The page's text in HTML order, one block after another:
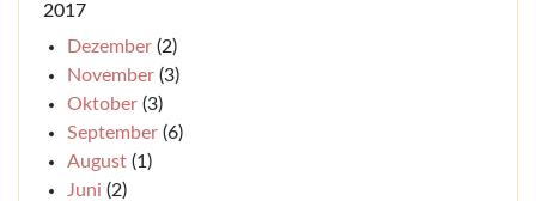
2017
Dezember (2)
November (3)
Oktober (3)
September (6)
August (1)
Juni (2)